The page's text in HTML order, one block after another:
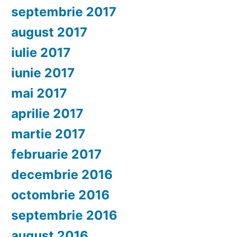
septembrie 2017
august 2017
iulie 2017
iunie 2017
mai 2017
aprilie 2017
martie 2017
februarie 2017
decembrie 2016
octombrie 2016
septembrie 2016